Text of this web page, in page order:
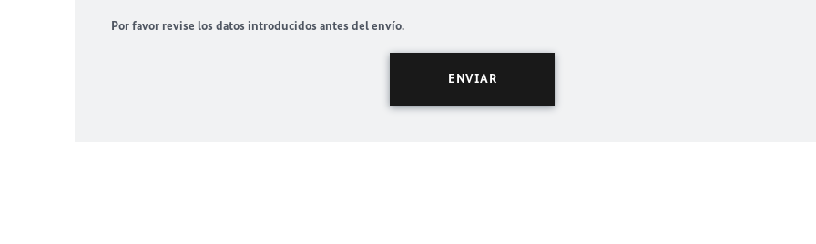
Por favor revise los datos introducidos antes del envío.